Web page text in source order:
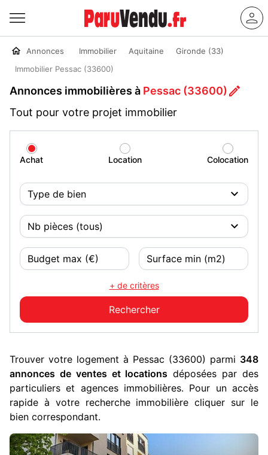
Annonces Immobilier Aquitaine
Gironde (33)
Immobilier Pessac (33600)
Annonces immobilières à Pessac (33600)
Tout pour votre projet immobilier
Achat Location Colocation
+ de critères
Trouver votre logement à Pessac (33600) parmi 348
annonces de ventes et locations déposées par des
particuliers et agences immobilières. Pour un accès
rapide à votre recherche immobilière cliquer sur le
bien correspondant.